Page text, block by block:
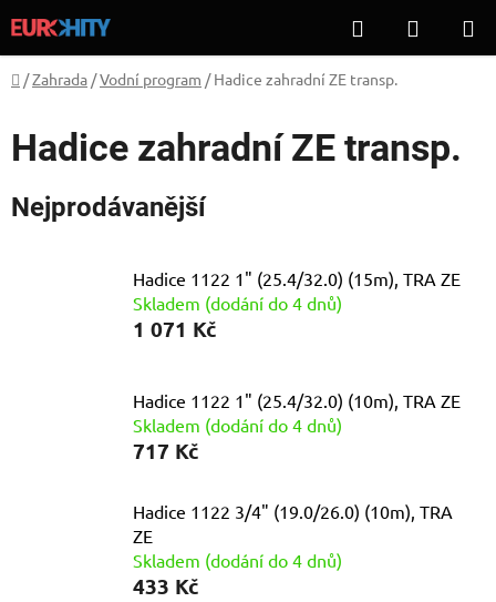
na
obsah
Hledat
KOŠÍK
Domů
/Zahrada /Vodní program / Hadice zahradní ZE transp.
Hadice zahradní ZE transp.
Nejprodávanější
Hadice 1122 1" (25.4/32.0) (15m), TRA ZE
Skladem (dodání do 4 dnů)
1 071 Kč
Hadice 1122 1" (25.4/32.0) (10m), TRA ZE
Skladem (dodání do 4 dnů)
717 Kč
Hadice 1122 3/4" (19.0/26.0) (10m), TRA
ZE
Skladem (dodání do 4 dnů)
433 Kč